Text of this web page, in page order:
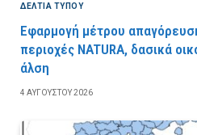
ΔΕΛΤΙΑ ΤΥΠΟΥ
Εφαρμογή μέτρου
περιοχές NATURA, δασικά
άλση
4 ΑΥΓΟΎΣΤΟΥ 2026